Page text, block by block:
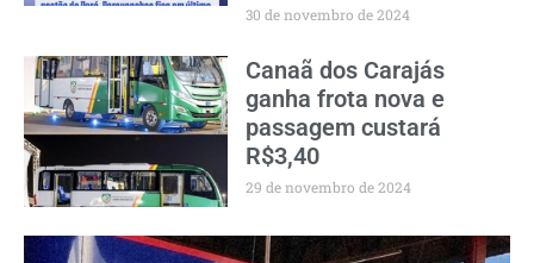
30 de novembro de 2024
Canaã dos Carajás
ganha frota nova e
passagem custará
R$3,40
29 de novembro de 2024
PUBLICIDADE